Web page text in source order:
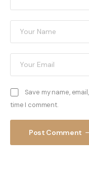
Save my name,
time I comment.
Post Comment